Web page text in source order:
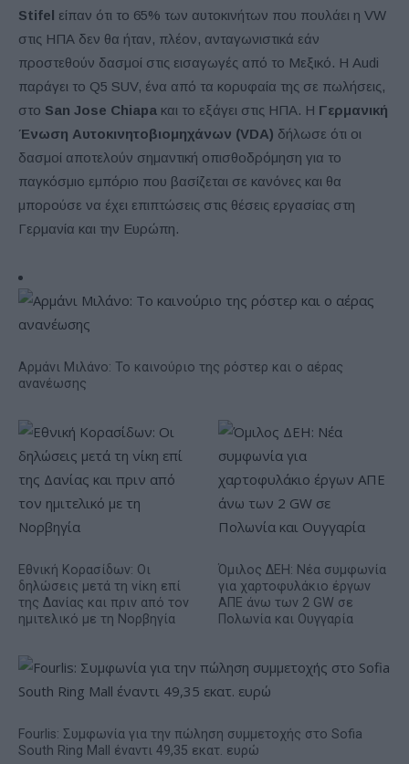
Stifel είπαν ότι το 65% των αυτοκινήτων που πουλάει η VW
στις ΗΠΑ δεν θα ήταν, πλέον, ανταγωνιστικά εάν
προστεθούν δασμοί στις εισαγωγές από το Μεξικό. Η Audi
παράγει το Q5 SUV, ένα από τα κορυφαία της σε πωλήσεις,
στο San Jose Chiapa και το εξάγει στις ΗΠΑ. Η Γερμανική
Ένωση Αυτοκινητοβιομηχάνων (VDA) δήλωσε ότι οι
δασμοί αποτελούν σημαντική οπισθοδρόμηση για το
παγκόσμιο εμπόριο που βασίζεται σε κανόνες και θα
μπορούσε να έχει επιπτώσεις στις θέσεις εργασίας στη
Γερμανία και την Ευρώπη.
Αρμάνι Μιλάνο: Το καινούριο της ρόστερ και ο αέρας
ανανέωσης
Εθνική Κορασίδων: Οι
δηλώσεις μετά τη νίκη επί
της Δανίας και πριν από τον
ημιτελικό με τη Νορβηγία
Όμιλος ΔΕΗ: Νέα συμφωνία
για χαρτοφυλάκιο έργων
ΑΠΕ άνω των 2 GW σε
Πολωνία και Ουγγαρία
Fourlis: Συμφωνία για την πώληση συμμετοχής στο Sofia
South Ring Mall έναντι 49,35 εκατ. ευρώ